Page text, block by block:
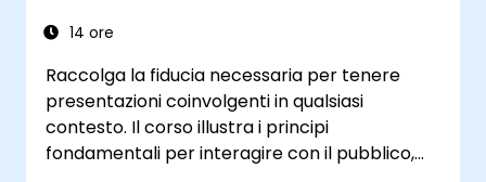
14 ore
Raccolga la fiducia necessaria per tenere
presentazioni coinvolgenti in qualsiasi
contesto. Il corso illustra i principi
fondamentali per interagire con il pubblico,